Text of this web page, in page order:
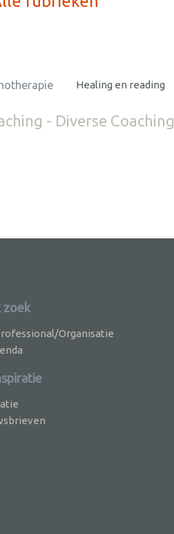
Healing en reading
- Diverse Coaching
zoek
Organisatie